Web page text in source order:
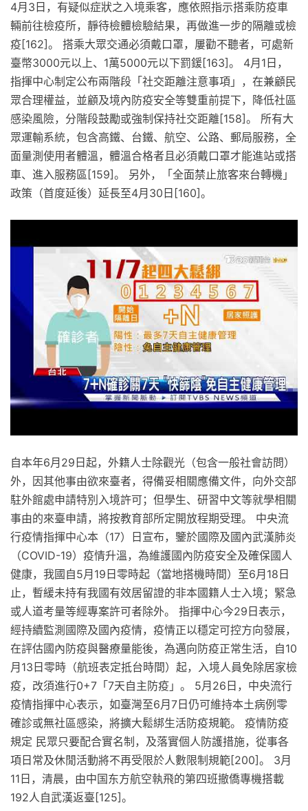
4月3日，有疑似症狀之入境乘客，應依照指示搭乘防疫車
輛前往檢疫所，靜待檢體檢驗結果，再做進一步的隔離或檢
疫[162]。 搭乘大眾交通必須戴口罩，屢勸不聽者，可處新
臺幣3000元以上、1萬5000元以下罰鍰[163]。 4月1日，
指揮中心制定公布兩階段「社交距離注意事項」，在兼顧民
眾合理權益，並顧及境內防疫安全等雙重前提下，降低社區
感染風險，分階段鼓勵或強制保持社交距離[158]。 所有大
眾運輸系統，包含高鐵、台鐵、航空、公路、郵局服務，全
面量測使用者體溫，體溫合格者且必須戴口罩才能進站或搭
車、進入服務區[159]。 另外，「全面禁止旅客來台轉機」
政策（首度延後）延長至4月30日[160]。
自本年6月29日起，外籍人士除觀光（包含一般社會訪問）
外，因其他事由欲來臺者，得備妥相關應備文件，向外交部
駐外館處申請特別入境許可；但學生、研習中文等就學相關
事由的來臺申請，將按教育部所定開放程期受理。 中央流
行疫情指揮中心本（17）日宣布，鑒於國際及國內武漢肺炎
（COVID-19）疫情升溫，為維護國內防疫安全及確保國人
健康，我國自5月19日零時起（當地搭機時間）至6月18日
止，暫緩未持有我國有效居留證的非本國籍人士入境；緊急
或人道考量等經專案許可者除外。 指揮中心今29日表示，
經持續監測國際及國內疫情，疫情正以穩定可控方向發展，
在評估國內防疫與醫療量能後，為邁向防疫正常生活，自10
月13日零時（航班表定抵台時間）起，入境人員免除居家檢
疫，改須進行0+7「7天自主防疫」。 5月26日，中央流行
疫情指揮中心表示，如臺灣至6月7日仍可維持本土病例零
確診或無社區感染，將擴大鬆綁生活防疫規範。 疫情防疫
規定 民眾只要配合實名制，及落實個人防護措施，從事各
項日常及休閒活動將不再受限於人數限制規範[200]。 3月
11日，清晨，由中国东方航空執飛的第四班撤僑專機搭載
192人自武漢返臺[125]。